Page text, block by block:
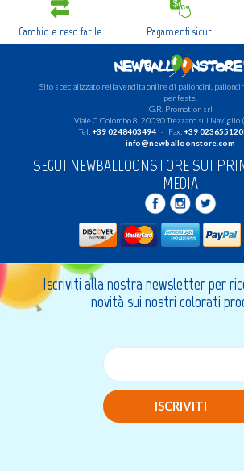
Cambio e reso facile Pagamenti sicuri
Sito specializzato nella vendita online di palloncini,
per feste.
G.R. Promotion srl
Viale C.Colombo 8, 20090 Trezzano sul Naviglio
Tel:+39 0248403494- Fax:+39
info@newballoonstore.com
SEGUI NEWBALLOONSTORE SUI
MEDIA
Iscriviti alla nostra newsletter per
novità sui nostri colorati
ISCRIVITI